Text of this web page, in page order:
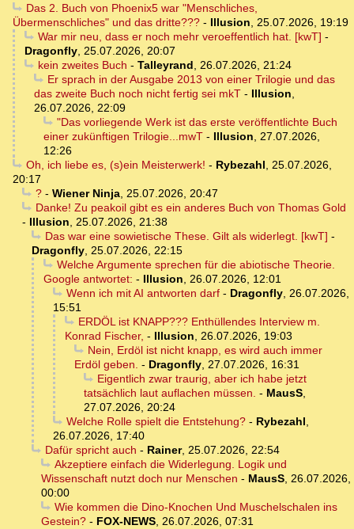
Das 2. Buch von Phoenix5 war "Menschliches,
Übermenschliches" und das dritte??? - Illusion, 25.07.2026, 19:19
War mir neu, dass er noch mehr veroeffentlich hat. [kwT] -
Dragonfly, 25.07.2026, 20:07
kein zweites Buch - Talleyrand, 26.07.2026, 21:24
Er sprach in der Ausgabe 2013 von einer Trilogie und das
das zweite Buch noch nicht fertig sei mkT - Illusion,
26.07.2026, 22:09
"Das vorliegende Werk ist das erste veröffentlichte Buch
einer zukünftigen Trilogie...mwT - Illusion, 27.07.2026,
12:26
Oh, ich liebe es, (s)ein Meisterwerk! - Rybezahl, 25.07.2026,
20:17
?- Wiener Ninja, 25.07.2026, 20:47
Danke! Zu peakoil gibt es ein anderes Buch von Thomas Gold
- Illusion, 25.07.2026, 21:38
Das war eine sowietische These. Gilt als widerlegt. [kwT] -
Dragonfly, 25.07.2026, 22:15
Welche Argumente sprechen für die abiotische Theorie.
Google antwortet: - Illusion, 26.07.2026, 12:01
Wenn ich mit AI antworten darf- Dragonfly, 26.07.2026,
15:51
ERDÖL ist KNAPP??? Enthüllendes Interview m.
Konrad Fischer, - Illusion, 26.07.2026, 19:03
Nein, Erdöl ist nicht knapp, es wird auch immer
Erdöl geben. - Dragonfly, 27.07.2026, 16:31
Eigentlich zwar traurig, aber ich habe jetzt
tatsächlich laut auflachen müssen. - MausS,
27.07.2026, 20:24
Welche Rolle spielt die Entstehung?- Rybezahl,
26.07.2026, 17:40
Dafür spricht auch - Rainer, 25.07.2026, 22:54
Akzeptiere einfach die Widerlegung. Logik und
Wissenschaft nutzt doch nur Menschen - MausS, 26.07.2026,
00:00
Wie kommen die Dino-Knochen Und Muschelschalen ins
Gestein? - FOX-NEWS, 26.07.2026, 07:31